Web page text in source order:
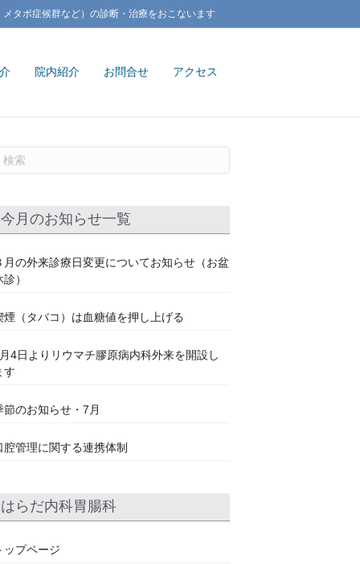
タボ症候群など）の診断・治療をおこないます
院内紹介 お問合せ アクセス
今月のお知らせ一覧
月の外来診療日変更についてお知らせ（お盆
）
煙（タバコ）は血糖値を押し上げる
4日よりリウマチ膠原病内科外来を開設し
す
節のお知らせ・7月
腔管理に関する連携体制
はらだ内科胃腸科
ップページ